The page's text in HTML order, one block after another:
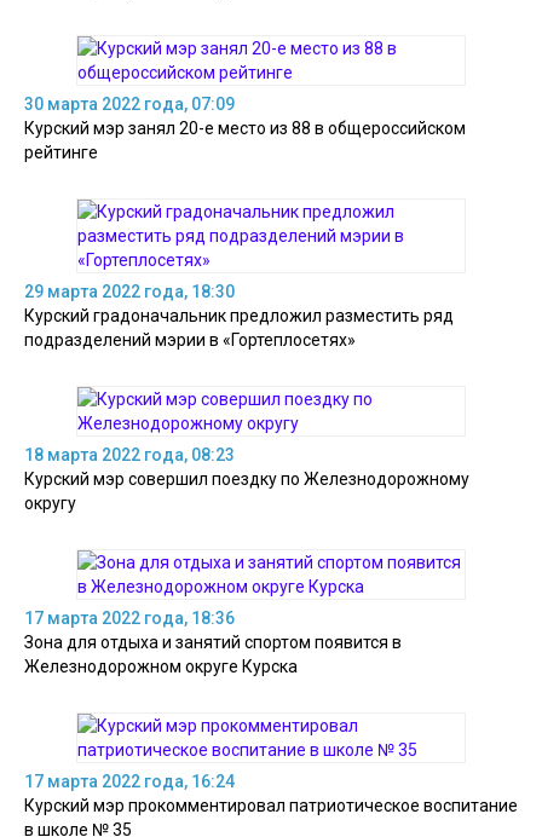
30 марта 2022 года, 07:09
Курский мэр занял 20-е место из 88 в общероссийском
рейтинге
29 марта 2022 года, 18:30
Курский градоначальник предложил разместить ряд
подразделений мэрии в «Гортеплосетях»
18 марта 2022 года, 08:23
Курский мэр совершил поездку по Железнодорожному
округу
17 марта 2022 года, 18:36
Зона для отдыха и занятий спортом появится в
Железнодорожном округе Курска
17 марта 2022 года, 16:24
Курский мэр прокомментировал патриотическое воспитание
в школе № 35